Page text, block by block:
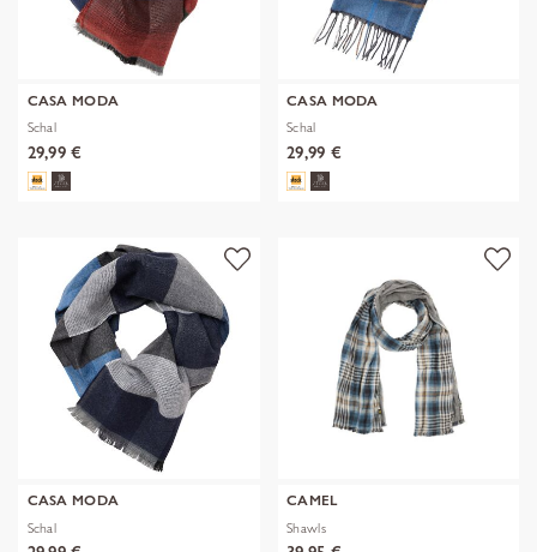
CASA MODA
Schal
29,99 €
CASA MODA
Schal
29,99 €
CASA MODA
Schal
CAMEL
Shawls